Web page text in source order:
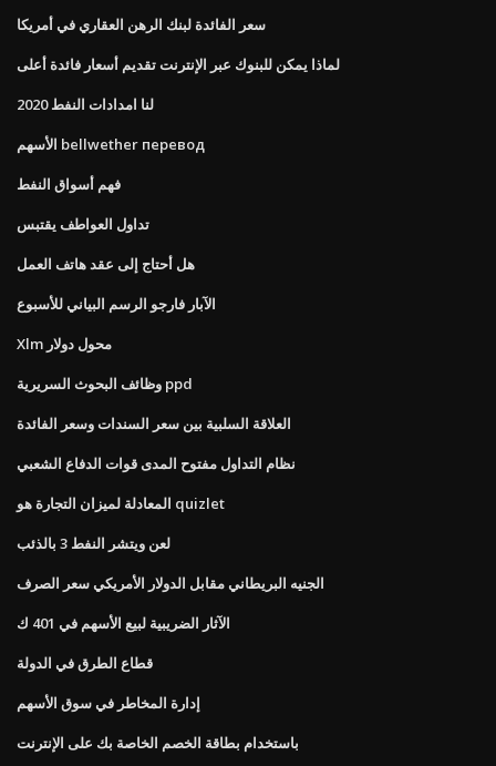
سعر الفائدة لبنك الرهن العقاري في أمريكا
لماذا يمكن للبنوك عبر الإنترنت تقديم أسعار فائدة أعلى
لنا امدادات النفط 2020
الأسهم bellwether перевод
فهم أسواق النفط
تداول العواطف يقتبس
هل أحتاج إلى عقد هاتف العمل
الآبار فارجو الرسم البياني للأسبوع
Xlm محول دولار
وظائف البحوث السريرية ppd
العلاقة السلبية بين سعر السندات وسعر الفائدة
نظام التداول مفتوح المدى قوات الدفاع الشعبي
المعادلة لميزان التجارة هو quizlet
لعن ويتشر النفط 3 بالذئب
الجنيه البريطاني مقابل الدولار الأمريكي سعر الصرف
الآثار الضريبية لبيع الأسهم في 401 ك
قطاع الطرق في الدولة
إدارة المخاطر في سوق الأسهم
باستخدام بطاقة الخصم الخاصة بك على الإنترنت